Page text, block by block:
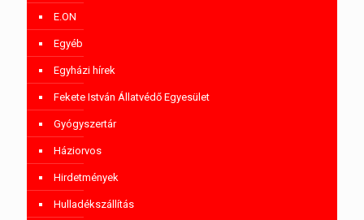
E.ON
Egyéb
Egyházi hírek
Fekete István Állatvédő Egyesület
Gyógyszertár
Háziorvos
Hirdetmények
Hulladékszállítás